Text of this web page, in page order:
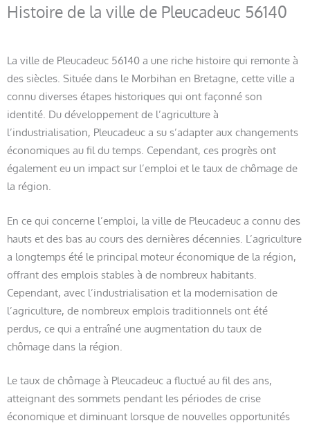
Histoire de la ville de Pleucadeuc 56140
La ville de Pleucadeuc 56140 a une riche histoire qui remonte à
des siècles. Située dans le Morbihan en Bretagne, cette ville a
connu diverses étapes historiques qui ont façonné son
identité. Du développement de l’agriculture à
l’industrialisation, Pleucadeuc a su s’adapter aux changements
économiques au fil du temps. Cependant, ces progrès ont
également eu un impact sur l’emploi et le taux de chômage de
la région.
En ce qui concerne l’emploi, la ville de Pleucadeuc a connu des
hauts et des bas au cours des dernières décennies. L’agriculture
a longtemps été le principal moteur économique de la région,
offrant des emplois stables à de nombreux habitants.
Cependant, avec l’industrialisation et la modernisation de
l’agriculture, de nombreux emplois traditionnels ont été
perdus, ce qui a entraîné une augmentation du taux de
chômage dans la région.
Le taux de chômage à Pleucadeuc a fluctué au fil des ans,
atteignant des sommets pendant les périodes de crise
économique et diminuant lorsque de nouvelles opportunités